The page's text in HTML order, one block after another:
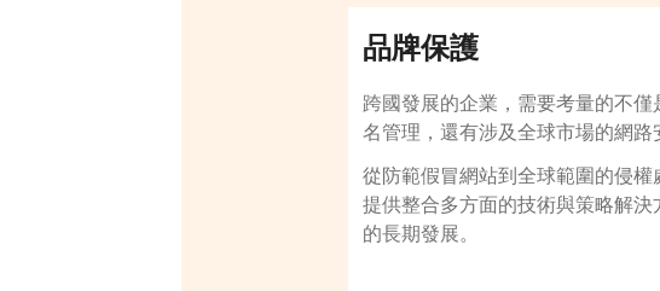
品牌保護
跨國發展的企業，需要考量的不僅
名管理，還有涉及全球市場的網路
從防範假冒網站到全球範圍的侵權
提供整合多方面的技術與策略解決
的長期發展。